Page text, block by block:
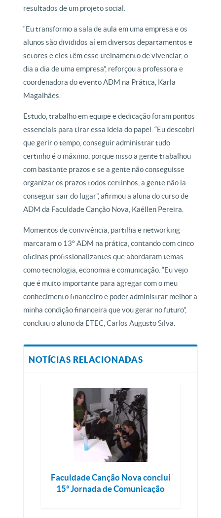
resultados de um projeto social.
“Eu transformo a sala de aula em uma empresa e os
alunos são divididos aí em diversos departamentos e
setores e eles têm esse treinamento de vivenciar, o
dia a dia de uma empresa”, reforçou a professora e
coordenadora do evento ADM na Prática, Karla
Magalhães.
Estudo, trabalho em equipe e dedicação foram pontos
essenciais para tirar essa ideia do papel. “Eu descobri
que gerir o tempo, conseguir administrar tudo
certinho é o máximo, porque nisso a gente trabalhou
com bastante prazos e se a gente não conseguisse
organizar os prazos todos certinhos, a gente não ia
conseguir sair do lugar”, afirmou a aluna do curso de
ADM da Faculdade Canção Nova, Kaéllen Pereira.
Momentos de convivência, partilha e networking
marcaram o 13º ADM na prática, contando com cinco
oficinas profissionalizantes que abordaram temas
como tecnologia, economia e comunicação. “Eu vejo
que é muito importante para agregar com o meu
conhecimento financeiro e poder administrar melhor a
minha condição financeira que vou gerar no futuro”,
concluiu o aluno da ETEC, Carlos Augusto Silva.
NOTÍCIAS RELACIONADAS
Faculdade Canção Nova conclui
15ª Jornada de Comunicação